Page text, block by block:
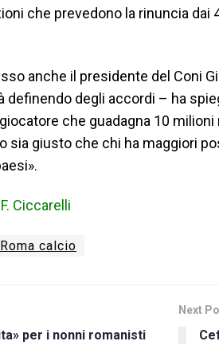
che prevedono la rinuncia dai
anche il presidente del Coni
definendo degli accordi – ha
che guadagna 10
sia giusto che chi ha maggiori
Ciccarelli
Roma calcio
per i nonni romanisti
Next